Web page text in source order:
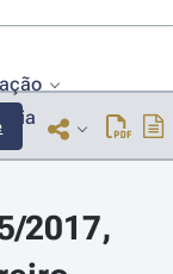
Lia
2017,